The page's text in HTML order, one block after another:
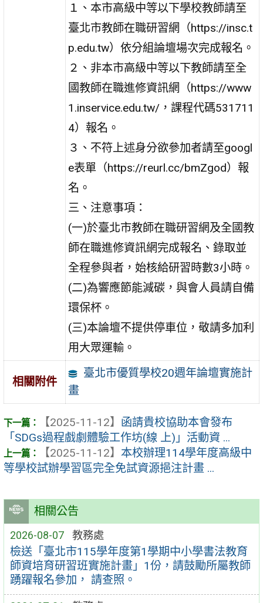
相關公告
2026-08-07 教務處
檢送「臺北市115學年度第1學期中小學書法教育
師資培育研習班實施計畫」1份，請鼓勵所屬教師
踴躍報名參加， 請查照。
１、本市高級中等以下學校教師請至
臺北市教師在職研習網（https://insc.t
p.edu.tw）依分組論壇場次完成報名。
２、非本市高級中等以下教師請至全
國教師在職進修資訊網（https://www
1.inservice.edu.tw/，課程代碼531711
4）報名。
３、不符上述身分欲參加者請至googl
e表單（https://reurl.cc/bmZgod）報
名。
三、注意事項：
(一)於臺北市教師在職研習網及全國教
師在職進修資訊網完成報名、錄取並
全程參與者，始核給研習時數3小時。
(二)為響應節能減碳，與會人員請自備
環保杯。
(三)本論壇不提供停車位，敬請多加利
用大眾運輸。
相關附件
臺北市優質學校20週年論壇實施計
畫
【2025-11-12】 函請貴校協助本會發布
「SDGs過程戲劇體驗工作坊(線 上)」活動資 ...
【2025-11-12】 本校辦理114學年度高級中
等學校試辦學習區完全免試資源挹注計畫 ...